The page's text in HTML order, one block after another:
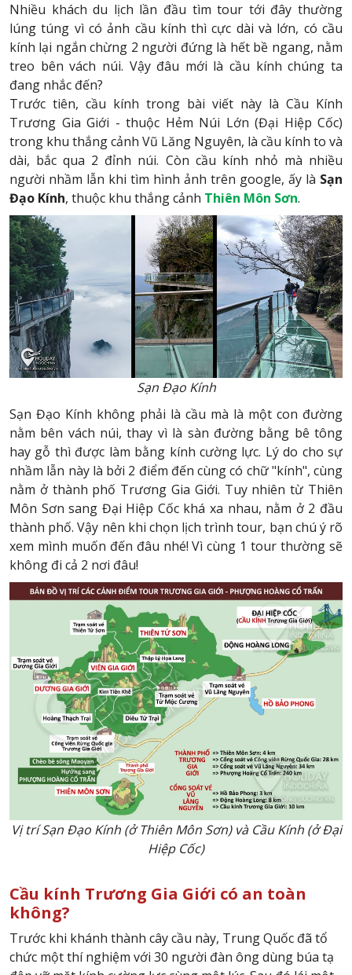
Nhiều khách du lịch lần đầu tìm tour tới đây thường
lúng túng vì có ảnh cầu kính thì cực dài và lớn, có cầu
kính lại ngắn chừng 2 người đứng là hết bề ngang, nằm
treo bên vách núi. Vậy đâu mới là cầu kính chúng ta
đang nhắc đến?
Trước tiên, cầu kính trong bài viết này là Cầu Kính
Trương Gia Giới - thuộc Hẻm Núi Lớn (Đại Hiệp Cốc)
trong khu thắng cảnh Vũ Lăng Nguyên, là cầu kính to và
dài, bắc qua 2 đỉnh núi. Còn cầu kính nhỏ mà nhiều
người nhầm lẫn khi tìm hình ảnh trên google, ấy là Sạn
Đạo Kính, thuộc khu thắng cảnh Thiên Môn Sơn.
Sạn Đạo Kính
Sạn Đạo Kính không phải là cầu mà là một con đường
nằm bên vách núi, thay vì là sàn đường bằng bê tông
hay gỗ thì được làm bằng kính cường lực. Lý do cho sự
nhầm lẫn này là bởi 2 điểm đến cùng có chữ "kính", cùng
nằm ở thành phố Trương Gia Giới. Tuy nhiên từ Thiên
Môn Sơn sang Đại Hiệp Cốc khá xa nhau, nằm ở 2 đầu
thành phố. Vậy nên khi chọn lịch trình tour, bạn chú ý rõ
xem mình muốn đến đâu nhé! Vì cùng 1 tour thường sẽ
không đi cả 2 nơi đâu!
Vị trí Sạn Đạo Kính (ở Thiên Môn Sơn) và Cầu Kính (ở Đại
Hiệp Cốc)
Cầu kính Trương Gia Giới có an toàn
không?
Trước khi khánh thành cây cầu này, Trung Quốc đã tổ
chức một thí nghiệm với 30 người đàn ông dùng búa tạ